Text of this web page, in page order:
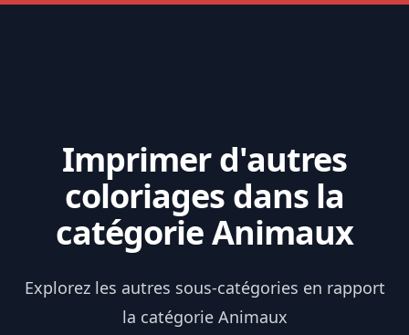
Imprimer d'autres
coloriages dans la
catégorie Animaux
Explorez les autres sous-catégories en rapport
la catégorie Animaux